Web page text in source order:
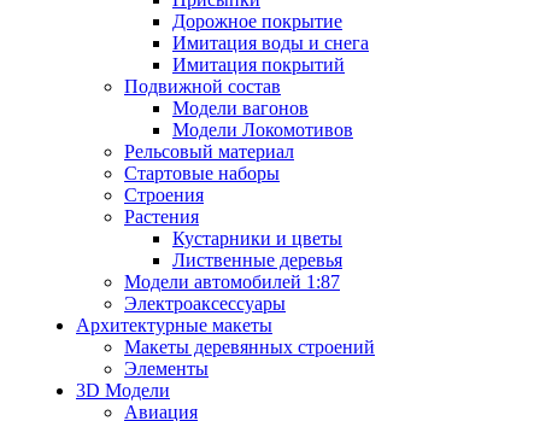
Дорожное покрытие
Имитация воды и снега
Имитация покрытий
Подвижной состав
Модели вагонов
Модели Локомотивов
Рельсовый материал
Стартовые наборы
Строения
Растения
Кустарники и цветы
Лиственные деревья
Модели автомобилей 1:87
Электроаксессуары
Архитектурные макеты
Макеты деревянных строений
Элементы
3D Модели
Авиация